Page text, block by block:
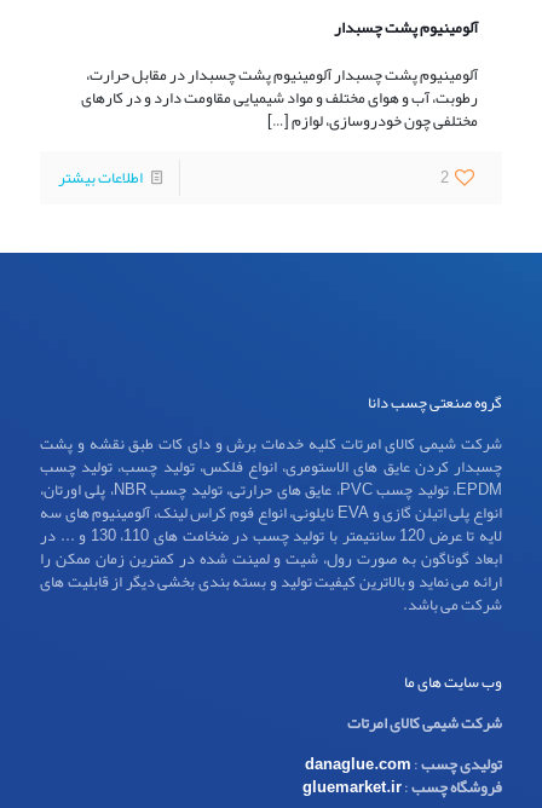
آلومینیوم پشت چسبدار
آلومینیوم پشت چسبدار آلومینیوم پشت چسبدار در مقابل حرارت،
رطوبت، آب و هوای مختلف و مواد شیمیایی مقاومت دارد و در کارهای
مختلفی چون خودروسازی، لوازم[…]
2
اطلاعات بیشتر
گروه صنعتی چسب دانا
شرکت شیمی کالای امرتات کلیه خدمات برش و دای کات طبق نقشه و پشت
چسبدار کردن عایق های الاستومری، انواع فلکس، تولید چسب، تولید چسب
EPDM، تولید چسب PVC، عایق های حرارتی، تولید چسب NBR، پلی اورتان،
انواع پلی اتیلن گازی و EVA نایلونی، انواع فوم کراس لینک، آلومینیوم های سه
لایه تا عرض 120 سانتیمتر با تولید چسب در ضخامت های 110، 130 و ... در
ابعاد گوناگون به صورت رول، شیت و لمینت شده در کمترین زمان ممکن را
ارائه می نماید و بالاترین کیفیت تولید و بسته بندی بخشی دیگر از قابلیت های
شرکت می باشد.
وب سایت های ما
شرکت شیمی کالای امرتات
تولیدی چسب:
danaglue.com
فروشگاه چسب:
gluemarket.ir